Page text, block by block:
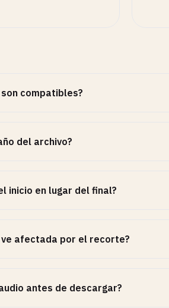
compatibles?
del archivo?
inicio en lugar del final?
afectada por el recorte?
antes de descargar?